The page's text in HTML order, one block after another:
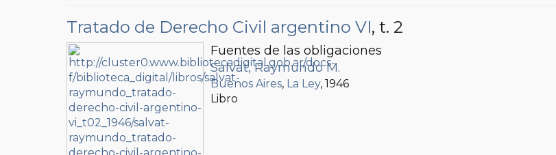
Tratado de Derecho Civil argentino VI, t. 2
Fuentes de las obligaciones
Salvat, Raymundo M.
Buenos Aires, La Ley, 1946
Libro